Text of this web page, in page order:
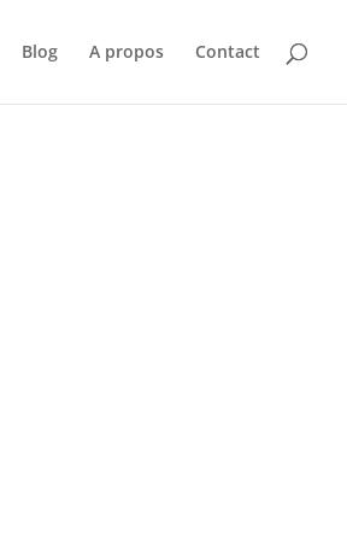
Blog A propos Contact